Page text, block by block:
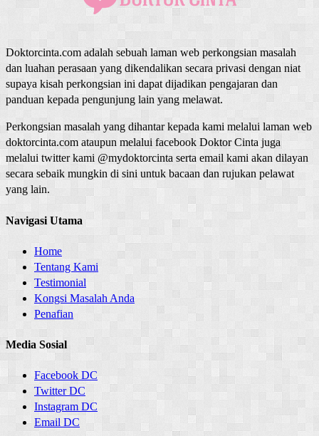
Doktorcinta.com adalah sebuah laman web perkongsian masalah
dan luahan perasaan yang dikendalikan secara privasi dengan niat
supaya kisah perkongsian ini dapat dijadikan pengajaran dan
panduan kepada pengunjung lain yang melawat.
Perkongsian masalah yang dihantar kepada kami melalui laman web
doktorcinta.com ataupun melalui facebook Doktor Cinta juga
melalui twitter kami @mydoktorcinta serta email kami akan dilayan
secara sebaik mungkin di sini untuk bacaan dan rujukan pelawat
yang lain.
Navigasi Utama
Home
Tentang Kami
Testimonial
Kongsi Masalah Anda
Penafian
Media Sosial
Facebook DC
Twitter DC
Instagram DC
Email DC